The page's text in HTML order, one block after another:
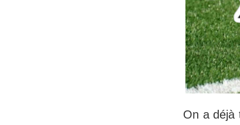
On a déjà